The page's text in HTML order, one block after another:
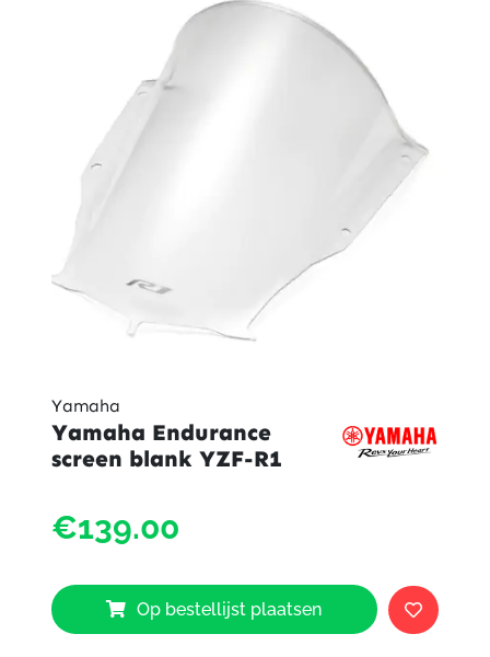
Yamaha
Yamaha Endurance
screen blank YZF-R1
€139.00
Op bestellijst plaatsen